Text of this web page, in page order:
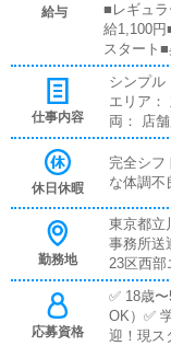
給与
■レギュ
給1,100円
スタート
評価）
仕事内容
シンプル
エリア：
両： 店
おまか
を指定場
由）4. 終
し・送迎
休日休暇
完全シフ
な体調不
勤務地
東京都立
事務所送
23区西部
応募資格
✅ 18歳
OK）✅
迎！現ス